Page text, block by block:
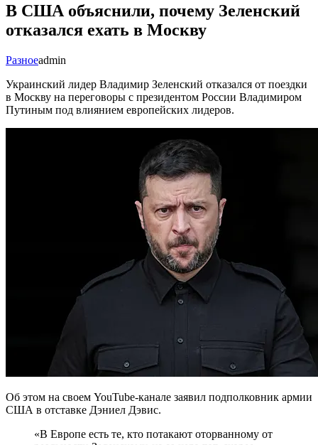
В США объяснили, почему Зеленский
отказался ехать в Москву
Разноеadmin
Украинский лидер Владимир Зеленский отказался от поездки
в Москву на переговоры с президентом России Владимиром
Путиным под влиянием европейских лидеров.
Об этом на своем YouTube-канале заявил подполковник армии
США в отставке Дэниел Дэвис.
«В Европе есть те, кто потакают оторванному от